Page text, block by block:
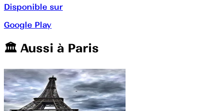
Disponible sur
Google Play
🏛️️ Aussi à Paris